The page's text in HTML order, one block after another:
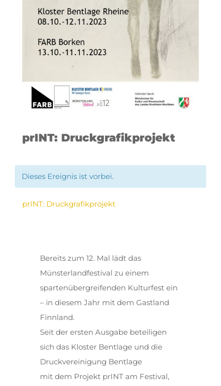
prINT: Druckgrafikprojekt
Dieses Ereignis ist vorbei.
prINT: Druckgrafikprojekt
Bereits zum 12. Mal lädt das
Münsterlandfestival zu einem
spartenübergreifenden Kulturfest ein
– in diesem Jahr mit dem Gastland
Finnland.
Seit der ersten Ausgabe beteiligen
sich das Kloster Bentlage und die
Druckvereinigung Bentlage
mit dem Projekt prINT am Festival,